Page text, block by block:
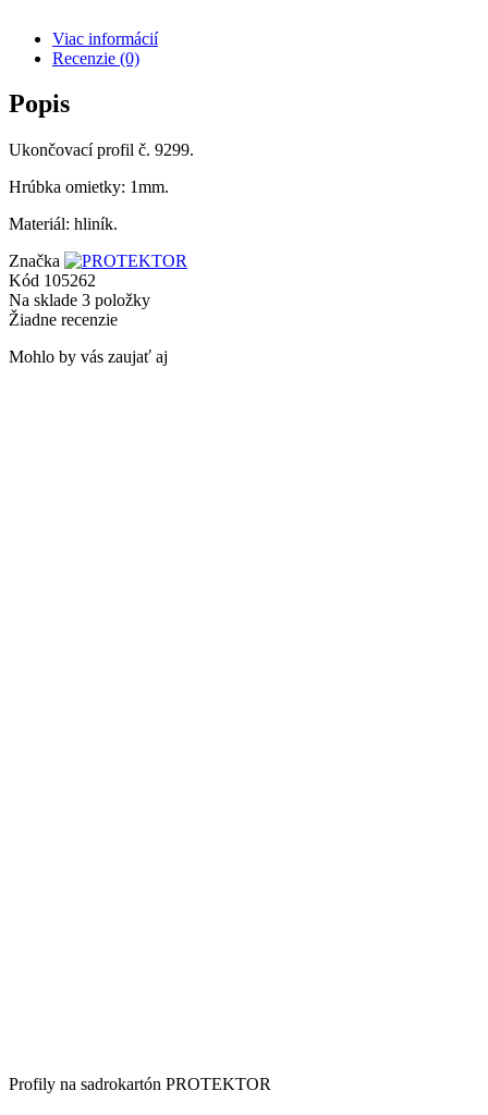
Viac informácií
Recenzie (0)
Popis
Ukončovací profil č. 9299.
Hrúbka omietky: 1mm.
Materiál: hliník.
Značka
Kód 105262
Na sklade 3 položky
Žiadne recenzie
Mohlo by vás zaujať aj
Profily na sadrokartón PROTEKTOR